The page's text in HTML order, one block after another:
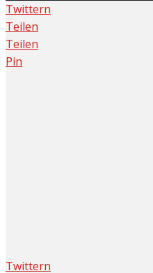
Twittern
Teilen
Teilen
Pin
Twittern